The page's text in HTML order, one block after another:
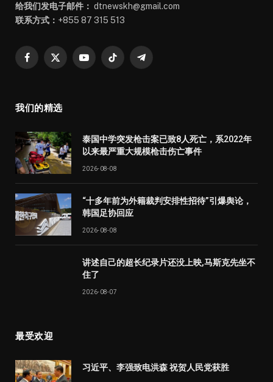
给我们发电子邮件： dtnewskh@gmail.com
联系方式： +855 87 315 513
Facebook
X
YouTubeTikTok Telegram
我们的精选
泰国中学突发枪击案已致8人死亡，系2022年
以来最严重大规模枪击伤亡事件
2026-08-08
“十多年前为外籍裁判安排性招待”引爆舆论，
韩国足协回应
2026-08-08
讲述自己的超长纪录片还没上映,马斯克先坐不
住了
2026-08-07
最受欢迎
习近平、李强致电洪森 祝贺人民党获胜